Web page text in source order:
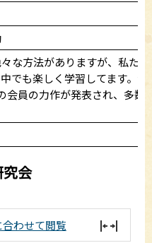
な方法がありますが、私た
でも楽しく学習してます。
会員の力作が発表され、多数
会
わせて閲覧